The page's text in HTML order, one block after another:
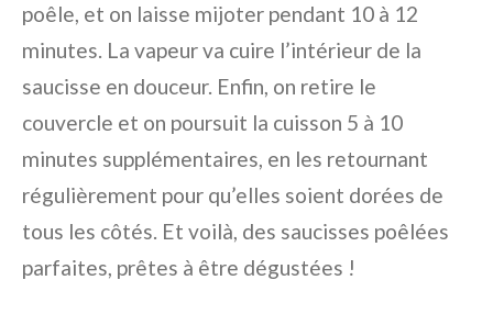
poêle, et on laisse mijoter pendant 10 à 12
minutes. La vapeur va cuire l’intérieur de la
saucisse en douceur. Enfin, on retire le
couvercle et on poursuit la cuisson 5 à 10
minutes supplémentaires, en les retournant
régulièrement pour qu’elles soient dorées de
tous les côtés. Et voilà, des saucisses poêlées
parfaites, prêtes à être dégustées !